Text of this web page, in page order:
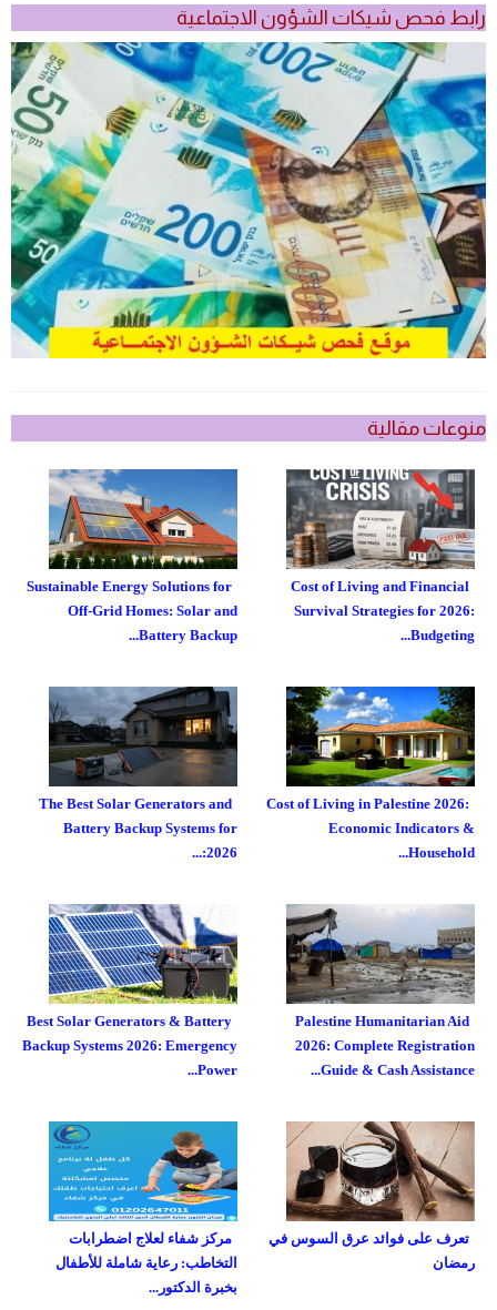
رابط فحص شيكات الشؤون الاجتماعية
منوعات مقالية
Sustainable Energy Solutions for
Off-Grid Homes: Solar and
Battery Backup...
Cost of Living and Financial
Survival Strategies for 2026:
Budgeting...
The Best Solar Generators and
Battery Backup Systems for
2026:...
Cost of Living in Palestine 2026:
Economic Indicators &
Household...
Best Solar Generators & Battery
Backup Systems 2026: Emergency
Power...
Palestine Humanitarian Aid
2026: Complete Registration
Guide & Cash Assistance...
مركز شفاء لعلاج اضطرابات
التخاطب: رعاية شاملة للأطفال
بخبرة الدكتور...
تعرف على فوائد عرق السوس في
رمضان